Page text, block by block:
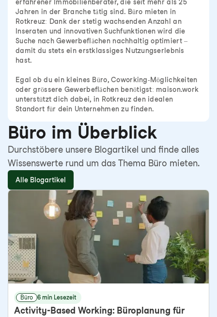
erfahrener Immobilienberater, die seit mehr als 25
Jahren in der Branche tätig sind. Büro mieten in
Rotkreuz: Dank der stetig wachsenden Anzahl an
Inseraten und innovativen Suchfunktionen wird die
Suche nach Gewerbeflächen nachhaltig optimiert –
damit du stets ein erstklassiges Nutzungserlebnis
hast.
Egal ob du ein kleines Büro, Coworking-Möglichkeiten
oder grössere Gewerbeflächen benötigst: maison.work
unterstützt dich dabei, in Rotkreuz den idealen
Standort für dein Unternehmen zu finden.
Büro im Überblick
Durchstöbere unsere Blogartikel und finde alles
Wissenswerte rund um das Thema Büro mieten.
Alle Blogartikel
Büro 6 min Lesezeit
Activity-Based Working: Büroplanung für